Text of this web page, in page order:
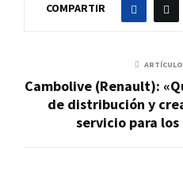
COMPARTIR
Cambolive (Renault):
de distribución y
servicio para